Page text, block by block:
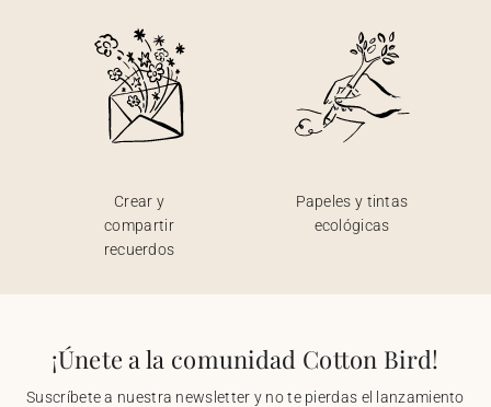
Crear y
compartir
recuerdos
Papeles y tintas
ecológicas
¡Únete a la comunidad Cotton Bird!
Suscríbete a nuestra newsletter y no te pierdas el lanzamiento